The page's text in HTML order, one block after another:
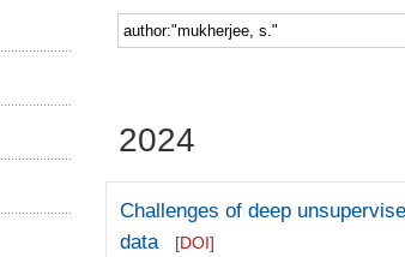
2024
Challenges of deep
data
[DOI]